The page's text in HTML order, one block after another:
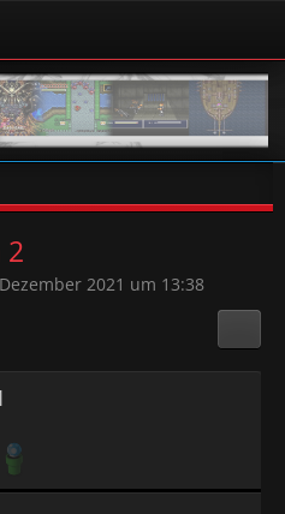
2
2021 um 13:38